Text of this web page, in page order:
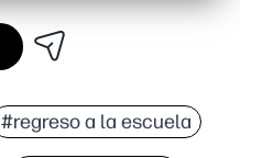
#regreso a la escuela